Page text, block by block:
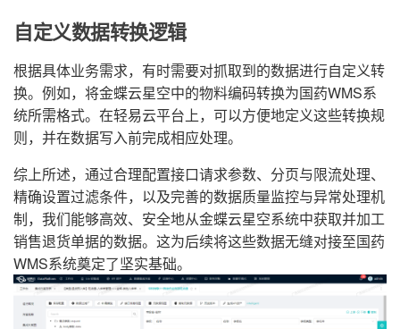
自定义数据转换逻辑
根据具体业务需求，有时需要对抓取到的数据进行自定义转
换。例如，将金蝶云星空中的物料编码转换为国药WMS系
统所需格式。在轻易云平台上，可以方便地定义这些转换规
则，并在数据写入前完成相应处理。
综上所述，通过合理配置接口请求参数、分页与限流处理、
精确设置过滤条件，以及完善的数据质量监控与异常处理机
制，我们能够高效、安全地从金蝶云星空系统中获取并加工
销售退货单据的数据。这为后续将这些数据无缝对接至国药
WMS系统奠定了坚实基础。